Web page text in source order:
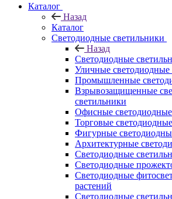
Каталог
Назад
Каталог
Светодиодные светильники
Назад
Светодиодные
Уличные светодиодные
Промышленные
Взрывозащищенные
светильники
Офисные
Торговые
Фигурные
Архитектурные
Светодиодные
Светодиодные
Светодиодные
растений
Светодиодные